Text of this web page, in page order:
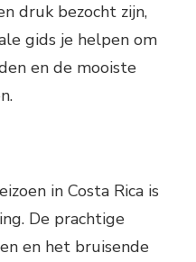
druk bezocht zijn,
gids je helpen om
en de mooiste
in Costa Rica is
De prachtige
en het bruisende